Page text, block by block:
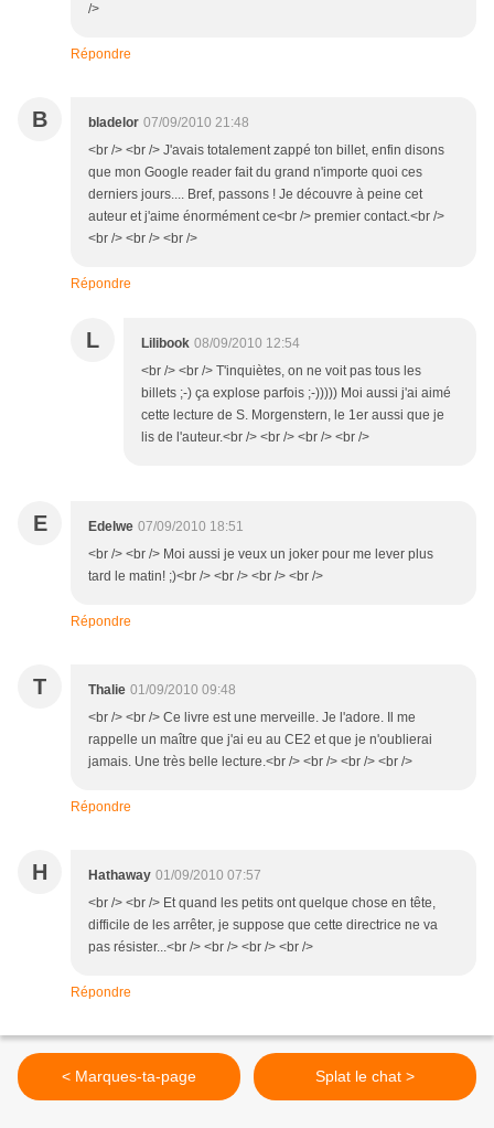
/>
Répondre
B bladelor 07/09/2010 21:48
<br /> <br /> J'avais totalement zappé ton billet, enfin disons
que mon Google reader fait du grand n'importe quoi ces
derniers jours.... Bref, passons ! Je découvre à peine cet
auteur et j'aime énormément ce<br /> premier contact.<br />
<br /> <br /> <br />
Répondre
L Lilibook 08/09/2010 12:54
<br /> <br /> T'inquiètes, on ne voit pas tous les
billets ;-) ça explose parfois ;-))))) Moi aussi j'ai aimé
cette lecture de S. Morgenstern, le 1er aussi que je
lis de l'auteur.<br /> <br /> <br /> <br />
E Edelwe 07/09/2010 18:51
<br /> <br /> Moi aussi je veux un joker pour me lever plus
tard le matin! ;)<br /> <br /> <br /> <br />
Répondre
T Thalie 01/09/2010 09:48
<br /> <br /> Ce livre est une merveille. Je l'adore. Il me
rappelle un maître que j'ai eu au CE2 et que je n'oublierai
jamais. Une très belle lecture.<br /> <br /> <br /> <br />
Répondre
H Hathaway 01/09/2010 07:57
<br /> <br /> Et quand les petits ont quelque chose en tête,
difficile de les arrêter, je suppose que cette directrice ne va
pas résister...<br /> <br /> <br /> <br />
Répondre
< Marques-ta-page Splat le chat >